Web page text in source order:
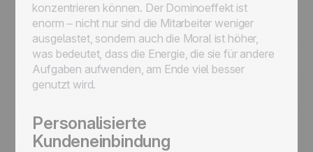
konzentrieren können. Der Dominoeffekt ist
enorm – nicht nur sind die Mitarbeiter weniger
ausgelastet, sondern auch die Moral ist höher,
was bedeutet, dass die Energie, die sie für andere
Aufgaben aufwenden, am Ende viel besser
genutzt wird.
Personalisierte
Kundeneinbindung